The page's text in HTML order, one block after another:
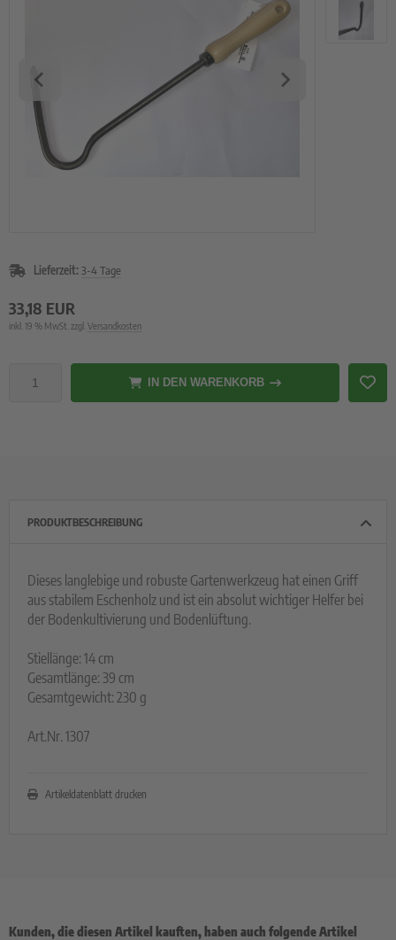
Lieferzeit: 3-4 Tage
33,18 EUR
inkl. 19 % MwSt. zzgl. Versandkosten
IN DEN WARENKORB
PRODUKTBESCHREIBUNG
Dieses langlebige und robuste Gartenwerkzeug hat einen Griff
aus stabilem Eschenholz und ist ein absolut wichtiger Helfer bei
der Bodenkultivierung und Bodenlüftung.
Stiellänge: 14 cm
Gesamtlänge: 39 cm
Gesamtgewicht: 230 g
Art.Nr. 1307
Artikeldatenblatt drucken
Kunden, die diesen Artikel kauften, haben auch folgende Artikel